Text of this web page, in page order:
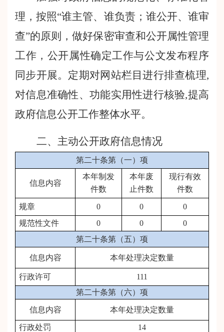
理，按照“谁主管、谁负责；谁公开、谁审
查”的原则，做好保密审查和公开属性管理
工作，公开属性确定工作与公文发布程序
同步开展。定期对网站栏目进行排查梳理,
对信息准确性、功能实用性进行核验,提高
政府信息公开工作整体水平。
二、 主动公开政府信息情况
第二十条第（一）项
信息内容
本年制发
件数
本年废
止件数
现行有效
件数
规章 0 0
0
规范性文件
0 0
0
第二十条第（五）项
信息内容 本年处理决定数量
行政许可
111
第二十条第（六）项
信息内容 本年处理决定数量
行政处罚
14